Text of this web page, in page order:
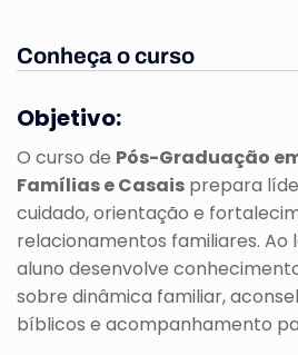
Conheça o curso
Objetivo:
O curso de Pós-Graduação
Famílias e Casais prepara
cuidado, orientação e
relacionamentos familiares. Ao
aluno desenvolve
sobre dinâmica familiar,
bíblicos e acompanhamento